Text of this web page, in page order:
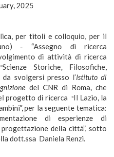
2025
per titoli e colloquio, per il
- “Assegno di ricerca
di attività di ricerca
"Scienze Storiche, Filosofiche,
svolgersi presso l’Istituto di
del CNR di Roma, che
progetto di ricerca
“Il Lazio, la
per la seguente tematica:
di esperienze di
della città”, sotto
dott.ssa Daniela Renzi.